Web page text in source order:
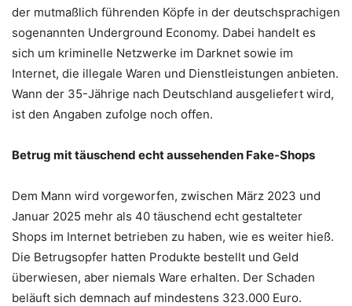
der mutmaßlich führenden Köpfe in der deutschsprachigen
sogenannten Underground Economy. Dabei handelt es
sich um kriminelle Netzwerke im Darknet sowie im
Internet, die illegale Waren und Dienstleistungen anbieten.
Wann der 35-Jährige nach Deutschland ausgeliefert wird,
ist den Angaben zufolge noch offen.
Betrug mit täuschend echt aussehenden Fake-Shops
Dem Mann wird vorgeworfen, zwischen März 2023 und
Januar 2025 mehr als 40 täuschend echt gestalteter
Shops im Internet betrieben zu haben, wie es weiter hieß.
Die Betrugsopfer hatten Produkte bestellt und Geld
überwiesen, aber niemals Ware erhalten. Der Schaden
beläuft sich demnach auf mindestens 323.000 Euro.